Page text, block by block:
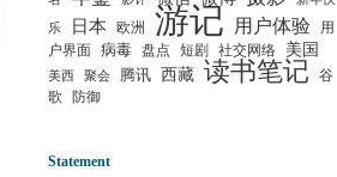
乐
日本 欧洲 游记 用户体验
用
户界面
病毒 盘点 短剧 社交网络 美国
美西 聚会 腾讯 西藏 读书笔记
谷
歌
防御
Statement